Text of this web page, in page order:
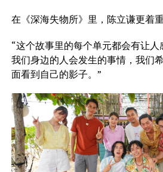
在《深海失物所》里，陈立谦更着
“这个故事里的每个单元都会有让
我们身边的人会发生的事情，我们
面看到自己的影子。”